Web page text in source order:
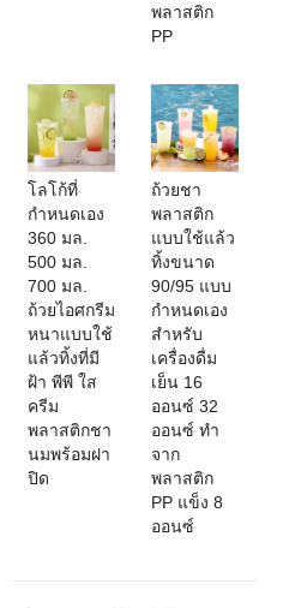
พลาสติก
PP
โลโก้ที่
กำหนดเอง
360 มล.
500 มล.
700 มล.
ถ้วยไอศกรีม
หนาแบบใช้
แล้วทิ้งที่มี
ฝ้า พีพี ใส
ครีม
พลาสติกชา
นมพร้อมฝา
ปิด
ถ้วยชา
พลาสติก
แบบใช้แล้ว
ทิ้งขนาด
90/95 แบบ
กำหนดเอง
สำหรับ
เครื่องดื่ม
เย็น 16
ออนซ์ 32
ออนซ์ ทำ
จาก
พลาสติก
PP แข็ง 8
ออนซ์